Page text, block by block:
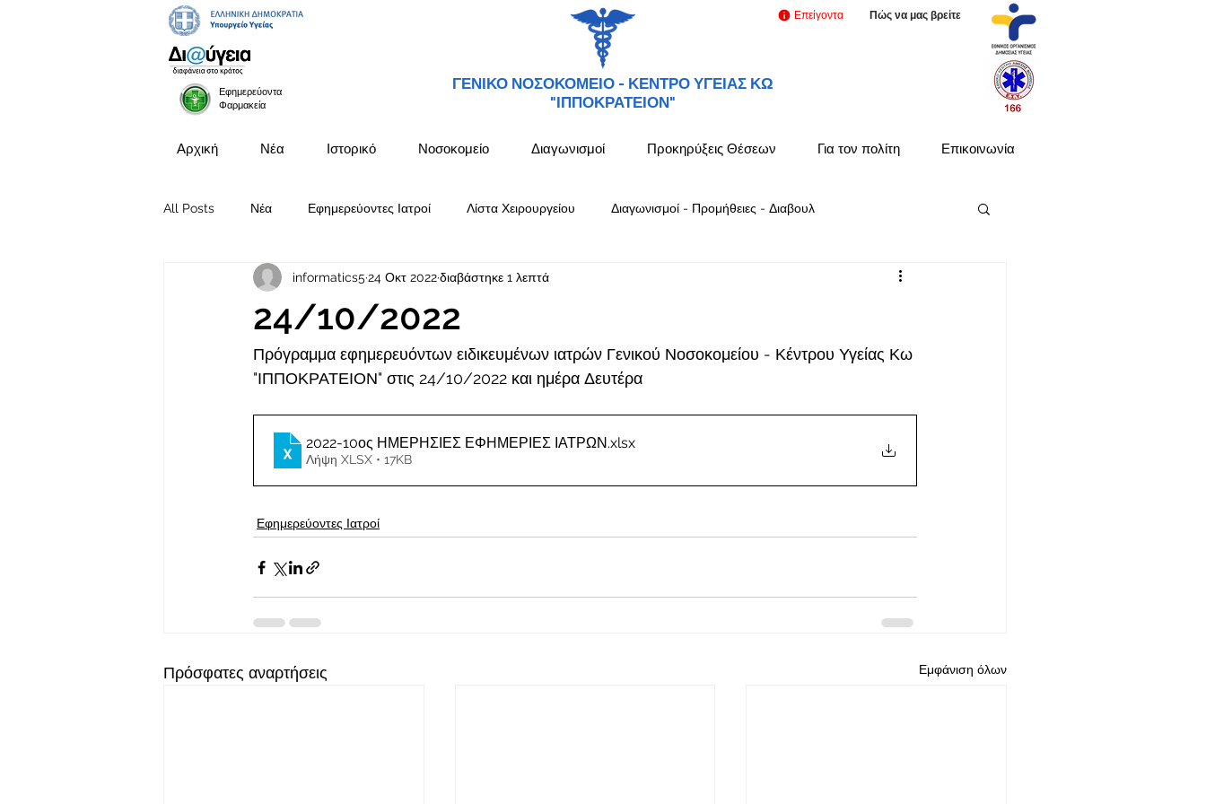
Εφημερεύοντα
Φαρμακεία
ΓΕΝΙΚΟ ΝΟΣΟΚΟΜΕΙΟ - ΚΕΝΤΡΟ ΥΓΕΙΑΣ ΚΩ
"ΙΠΠΟΚΡΑΤΕΙΟΝ"
Επείγοντα Πώς να μας βρείτε
Αρχική Νέα Ιστορικό Νοσοκομείο Διαγωνισμοί Προκηρύξεις Θέσεων Για τον πολίτη Επικοινωνία
All Posts Νέα Εφημερεύοντες Ιατροί Λίστα Χειρουργείου Διαγωνισμοί - Προμήθειες - Διαβουλ
Προκηρύξεις Θέσεων
24/10/2022
informatics5 24 Οκτ 2022διαβάστηκε 1 λεπτά
Πρόγραμμα εφημερευόντων ειδικευμένων ιατρών Γενικού Νοσοκομείου - Κέντρου Υγείας Κω
"ΙΠΠΟΚΡΑΤΕΙΟΝ" στις 24/10/2022 και ημέρα Δευτέρα
2022-10ος ΗΜΕΡΗΣΙΕΣ ΕΦΗΜΕΡΙΕΣ ΙΑΤΡΩΝ.xlsx
Λήψη XLSX • 17KB
Εφημερεύοντες Ιατροί
Πρόσφατες αναρτήσεις Εμφάνιση όλων